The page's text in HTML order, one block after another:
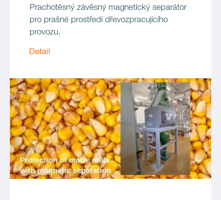
Prachotěsný závěsný magnetický separátor
pro prašné prostředí dřevozpracujícího
provozu.
Detail